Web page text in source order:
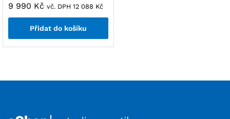
9 990 Kč vč. DPH 12 088 Kč
Přidat do košíku